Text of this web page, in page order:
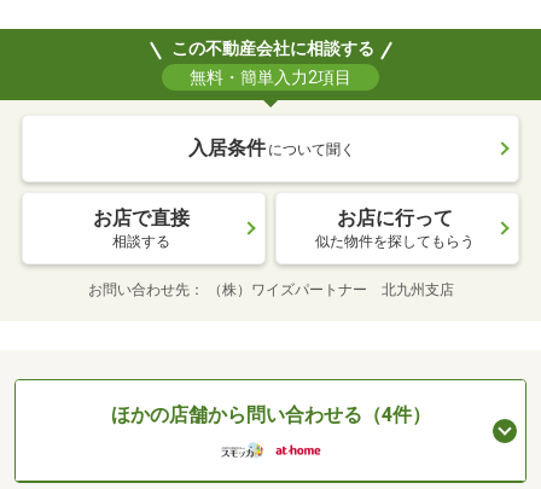
この不動産会社に相談する
無料・簡単入力2項目
入居条件 について聞く
お店で直接
相談する
お店に行って
似た物件を探してもらう
お問い合わせ先 （株）ワイズパートナー 北九州支店
ほかの店舗から問い合わせる（4件）